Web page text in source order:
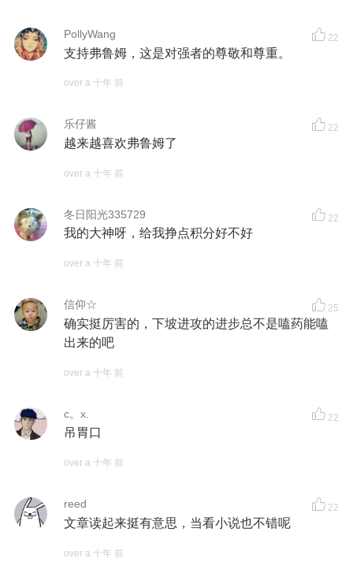
PollyWang 22
支持弗鲁姆，这是对强者的尊敬和尊重。
over a 十年 前
乐仔酱 22
越来越喜欢弗鲁姆了
over a 十年 前
冬日阳光335729 22
我的大神呀，给我挣点积分好不好
over a 十年 前
信仰☆ 25
确实挺厉害的，下坡进攻的进步总不是嗑药能嗑
出来的吧
over a 十年 前
c。x. 22
吊胃口
over a 十年 前
reed 22
文章读起来挺有意思，当看小说也不错呢
over a 十年 前